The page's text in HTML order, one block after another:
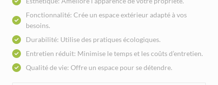
Fonctionnalité: Crée un espace extérieur adapté à vos
besoins.
Durabilité: Utilise des pratiques écologiques.
Entretien réduit: Minimise le temps et les coûts d’entretien.
Qualité de vie: Offre un espace pour se détendre.